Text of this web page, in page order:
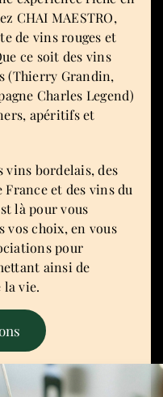
CHAI MAESTRO,
de vins rouges et
ce soit des vins
(Thierry Grandin,
Charles Legend)
apéritifs et
vins bordelais, des
et des vins du
là pour vous
vos choix, en vous
pour
ainsi de
la vie.